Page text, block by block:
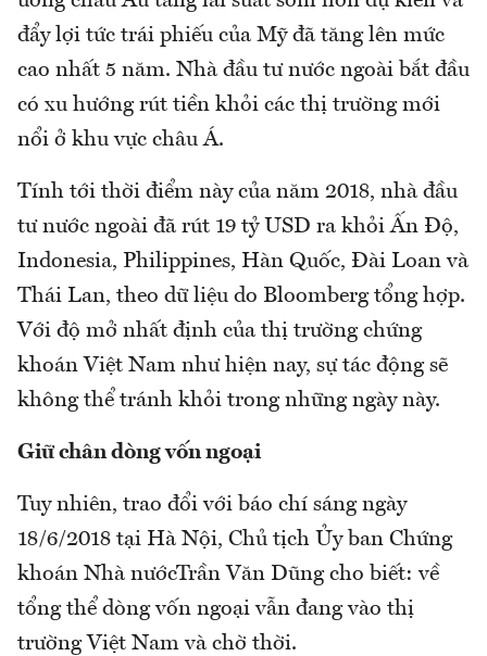
đẩy lợi tức trái phiếu của Mỹ đã tăng lên mức
cao nhất 5 năm. Nhà đầu tư nước ngoài bắt đầu
có xu hướng rút tiền khỏi các thị trường mới
nổi ở khu vực châu Á.
Tính tới thời điểm này của năm 2018, nhà đầu
tư nước ngoài đã rút 19 tỷ USD ra khỏi Ấn Độ,
Indonesia, Philippines, Hàn Quốc, Đài Loan và
Thái Lan, theo dữ liệu do Bloomberg tổng hợp.
Với độ mở nhất định của thị trường chứng
khoán Việt Nam như hiện nay, sự tác động sẽ
không thể tránh khỏi trong những ngày này.
Giữ chân dòng vốn ngoại
Tuy nhiên, trao đổi với báo chí sáng ngày
18/6/2018 tại Hà Nội, Chủ tịch Ủy ban Chứng
khoán Nhà nướcTrần Văn Dũng cho biết: về
tổng thể dòng vốn ngoại vẫn đang vào thị
trường Việt Nam và chờ thời.